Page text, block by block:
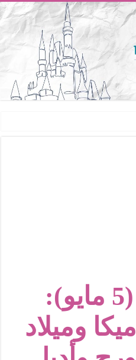
رحلة بسمة ناجي مع الكتابة والترجمة
بسمة ناجي مع الترجمة (الجزء الأول)
المدن قديماً طعامها؟
جديدة لبدايات “الاستغراب”
حكايا الأيام (5 مايو):
وميلاد